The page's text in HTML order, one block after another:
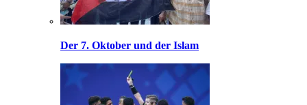
Der 7. Oktober und der Islam